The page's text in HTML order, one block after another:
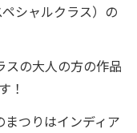
シャルクラス）の
スの大人の方の作品
！
つりはインディア